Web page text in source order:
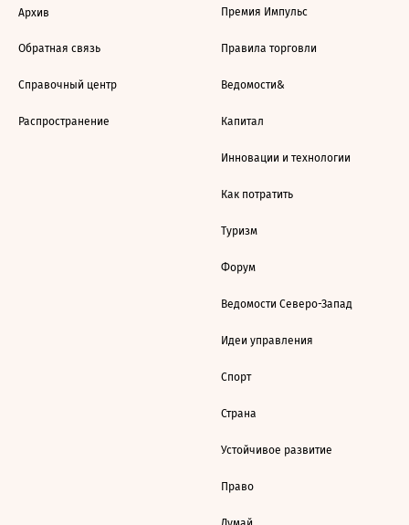
Архив
Обратная связь
Справочный центр
Распространение
Премия Импульс
Правила торговли
Ведомости&
Капитал
Инновации и технологии
Как потратить
Туризм
Форум
Ведомости Северо-Запад
Идеи управления
Спорт
Страна
Устойчивое развитие
Право